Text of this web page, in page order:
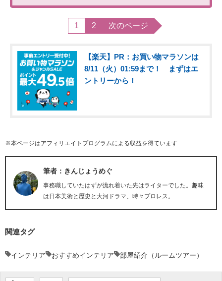
1 2 次のページ
【楽天】PR：お買い物マラソンは
8/11（火）01:59まで！ まずはエ
ントリーから！
※本ページはアフィリエイトプログラムによる収益を得ています
筆者：きんじょうめぐ
事務職していたはずが流れ着いた先はライターでした。趣味
は日本美術と歴史と大河ドラマ、時々プロレス。
関連タグ
インテリア おすすめインテリア 部屋紹介（ルームツアー）